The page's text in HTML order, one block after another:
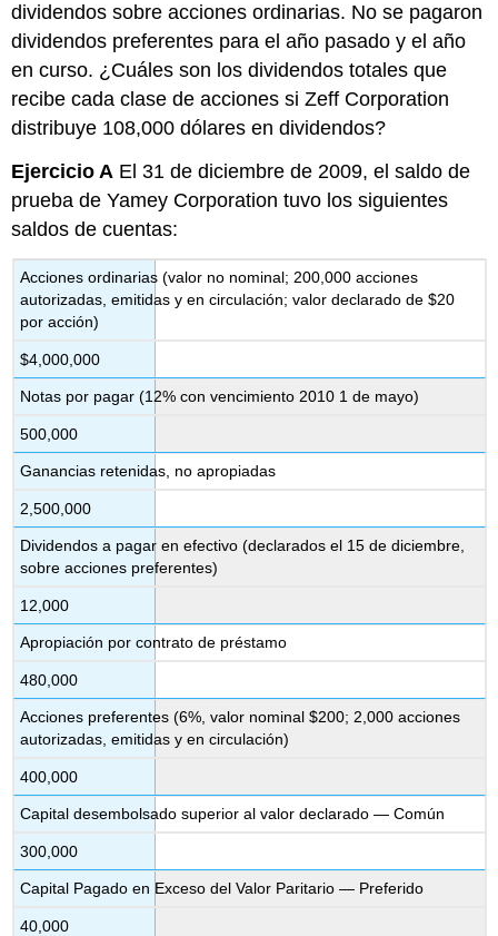
dividendos sobre acciones ordinarias. No se pagaron
dividendos preferentes para el año pasado y el año
en curso. ¿Cuáles son los dividendos totales que
recibe cada clase de acciones si Zeff Corporation
distribuye 108,000 dólares en dividendos?
Ejercicio A El 31 de diciembre de 2009, el saldo de
prueba de Yamey Corporation tuvo los siguientes
saldos de cuentas:
Acciones ordinarias (valor no nominal; 200,000 acciones
autorizadas, emitidas y en circulación; valor declarado de $20
por acción)
$4,000,000
Notas por pagar (12% con vencimiento 2010 1 de mayo)
500,000
Ganancias retenidas, no apropiadas
2,500,000
Dividendos a pagar en efectivo (declarados el 15 de diciembre,
sobre acciones preferentes)
12,000
Apropiación por contrato de préstamo
480,000
Acciones preferentes (6%, valor nominal $200; 2,000 acciones
autorizadas, emitidas y en circulación)
400,000
Capital desembolsado superior al valor declarado — Común
300,000
Capital Pagado en Exceso del Valor Paritario — Preferido
40,000